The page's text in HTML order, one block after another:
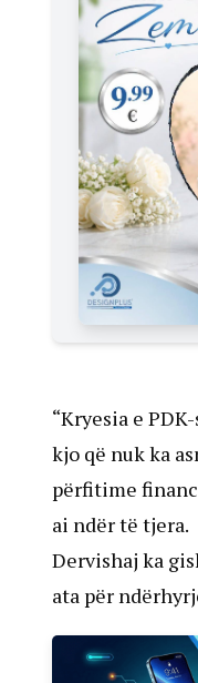
“Kryesia e
kjo që nuk ka
përfitime
ai ndër të tjera.
Dervishaj ka
ata për